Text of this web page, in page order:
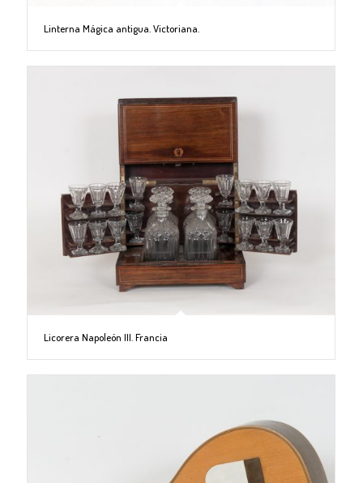
Linterna Mágica antigua. Victoriana.
Licorera Napoleón III. Francia